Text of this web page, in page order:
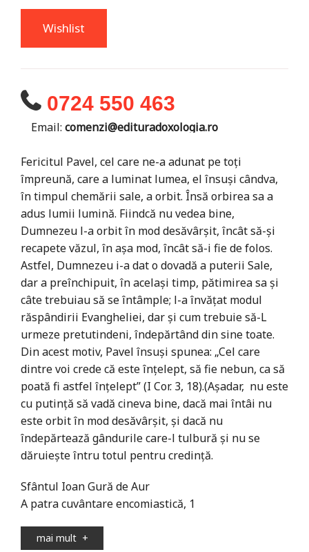
Wishlist
0724 550 463
Email: comenzi@edituradoxologia.ro
Fericitul Pavel, cel care ne-a adunat pe toţi
împreună, care a luminat lumea, el însuşi cândva,
în timpul chemării sale, a orbit. Însă orbirea sa a
adus lumii lumină. Fiindcă nu vedea bine,
Dumnezeu l-a orbit în mod desăvârşit, încât să-şi
recapete văzul, în aşa mod, încât să-i fie de folos.
Astfel, Dumnezeu i-a dat o dovadă a puterii Sale,
dar a preînchipuit, în acelaşi timp, pătimirea sa şi
câte trebuiau să se întâmple; l-a învăţat modul
răspândirii Evangheliei, dar şi cum trebuie să-L
urmeze pretutindeni, îndepărtând din sine toate.
Din acest motiv, Pavel însuşi spunea: „Cel care
dintre voi crede că este înţelept, să fie nebun, ca să
poată fi astfel înţelept” (I Cor. 3, 18).(Aşadar, nu este
cu putinţă să vadă cineva bine, dacă mai întâi nu
este orbit în mod desăvârşit, şi dacă nu
îndepărtează gândurile care-l tulbură şi nu se
dăruieşte întru totul pentru credinţă.
Sfântul Ioan Gură de Aur
A patra cuvântare encomiastică, 1
mai mult +